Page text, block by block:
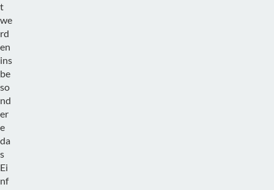
t
we
rd
en
ins
be
so
nd
er
e
da
s
Ei
nf